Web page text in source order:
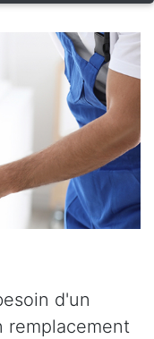
d'un
remplacement